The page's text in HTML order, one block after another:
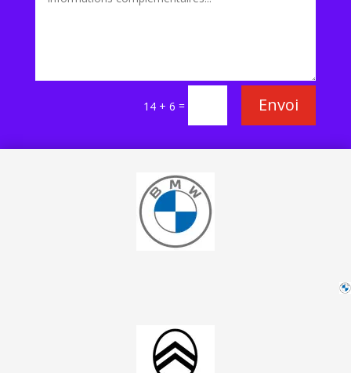
14 + 6 = Envoi